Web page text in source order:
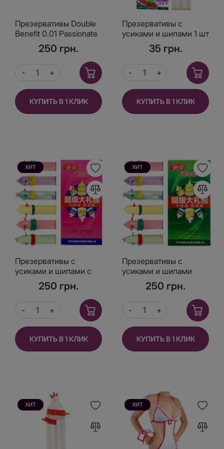
Презервативы Double
Benefit 0.01 Passionate
factor, Черные 10 шт
250 грн.
КУПИТЬ В 1 КЛИК
Презервативы с
усиками и шипами 1 шт
сиреневая упаковка
35 грн.
КУПИТЬ В 1 КЛИК
ХИТ
Презервативы с
усиками и шипами с
ароматом розы Extra
Sensitive 6 шт
250 грн.
КУПИТЬ В 1 КЛИК
ХИТ
Презервативы с
усиками и шипами
Extra Sensitive 6 шт
ЗЕЛЕНЫЕ250 грн.
КУПИТЬ В 1 КЛИК
ХИТ ХИТ